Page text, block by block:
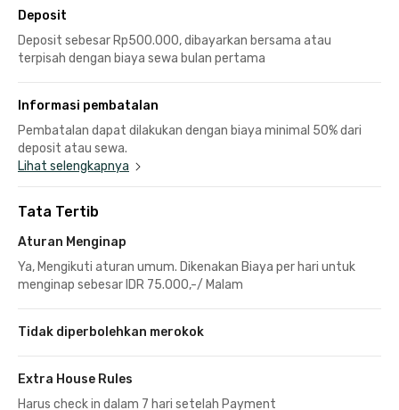
Deposit
Deposit sebesar Rp500.000, dibayarkan bersama atau
terpisah dengan biaya sewa bulan pertama
Informasi pembatalan
Pembatalan dapat dilakukan dengan biaya minimal 50% dari
deposit atau sewa.
Lihat selengkapnya
Tata Tertib
Aturan Menginap
Ya, Mengikuti aturan umum. Dikenakan Biaya per hari untuk
menginap sebesar IDR 75.000,-/ Malam
Tidak diperbolehkan merokok
Extra House Rules
Harus check in dalam 7 hari setelah Payment